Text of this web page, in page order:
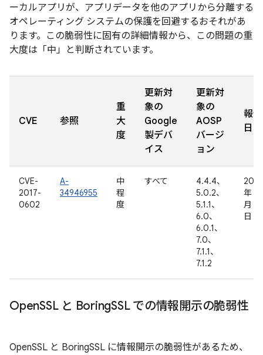
ーカルアプリが、アプリデータを他のアプリから分離する
オペレーティング システムの保護を回避するおそれがあ
ります。この脆弱性に固有の詳細情報から、この問題の重
大度は「中」と判断されています。
CVE 参照
重
大
度
更新対
象の
Google
製デバ
イス
更新対
象の
AOSP
バージ
ョン
報告
日
CVE-
2017-
0602
A-
34946955
中
程
度
すべて
4.4.4、
5.0.2、
5.1.1、
6.0、
6.0.1、
7.0、
7.1.1、
7.1.2
2016
年 12
月 5
日
OpenSSL と BoringSSL での情報開示の脆弱性
OpenSSL と BoringSSL に情報開示の脆弱性があるため、